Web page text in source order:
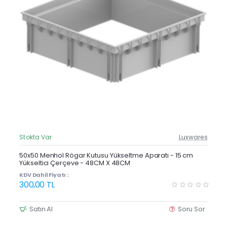
Güncel Fiyat
Yeni Ürün
Stokta Var Luxwares
50x50 Menhol Rögar Kutusu Yükseltme Aparatı - 15 cm
Yükseltici Çerçeve - 48CM X 48CM
KDV Dahil Fiyatı :
300,00 TL
Satın Al Soru Sor